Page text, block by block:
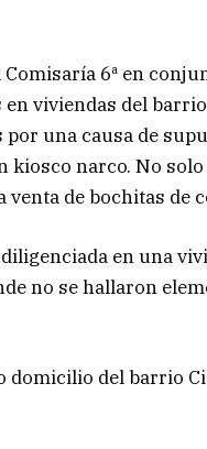
6ª en
viviendas del
por una causa de
kiosco narco. No
venta de bochitas de
en una
no se hallaron
domicilio del barrio